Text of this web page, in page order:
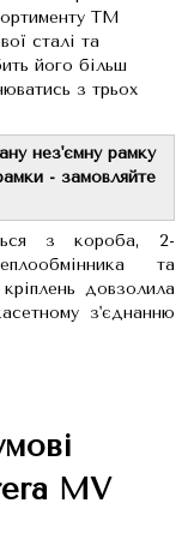
ТМ
сталі та
його більш
з трьох
нез'ємну рамку
- замовляйте
з короба, 2-
та
довзолила
з'єднанню